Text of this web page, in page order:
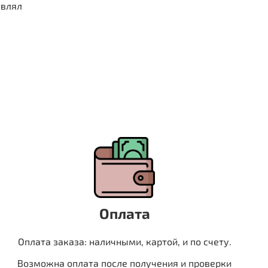
Оплата
Оплата заказа: наличными, картой, и по счету.
Возможна оплата после получения и проверки